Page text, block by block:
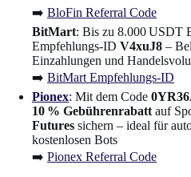
➡️ BloFin Referral Code
BitMart: Bis zu 8.000 USDT
Empfehlungs-ID V4xuJ8 –
Einzahlungen und
➡️ BitMart Empfehlungs-ID
Pionex: Mit dem Code
10 % Gebührenrabatt auf
Futures sichern – ideal für
kostenlosen Bots
➡️ Pionex Referral Code